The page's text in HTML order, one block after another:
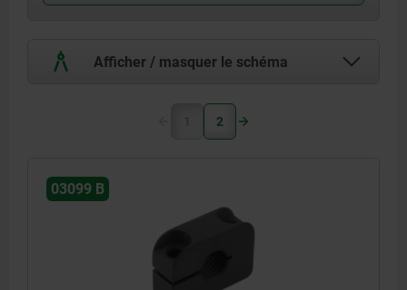
Afficher / masquer le schéma
1 2
03099 B